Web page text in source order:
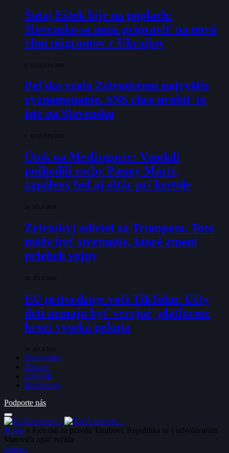
Šutaj Eštok bije na poplach:
Slovensko sa musí pripraviť na novú
vlnu migrantov z Ukrajiny
6. AUGUSTA 2026
Poľsko vzalo Zelenskému najvyššie
vyznamenanie. SNS chce urobiť to
isté na Slovensku
1. AUGUSTA 2026
Útok na Medžugorie: Vandali
poškodili sochy Panny Márie,
zapálený bol aj oltár pri kostole
28. JÚLA 2026
Zelenskyj odletel za Trumpom. Toto
môže byť stretnutie, ktoré zmení
priebeh vojny
28. JÚLA 2026
EÚ pritvrdzuje voči TikToku: Účty
detí nemajú byť verejné, platforme
hrozí vysoká pokuta
24. JÚLA 2026
Ekonomika
Zdravie
Lifestyle
Rozhovory
Podporte nás
Home » Fico dal za pravdu Tarabovi, Republika sa s odvolávaním
Matoviča opäť mýlila
POLITIKA